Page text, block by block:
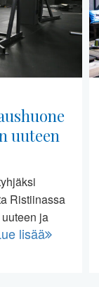
uuteen
Ristiinassa
ja
lisää